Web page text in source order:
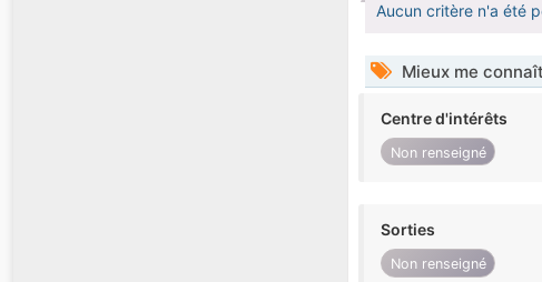
Aucun critère n'a été
Mieux me
Centre d'intérêts
Non renseigné
Sorties
Non renseigné